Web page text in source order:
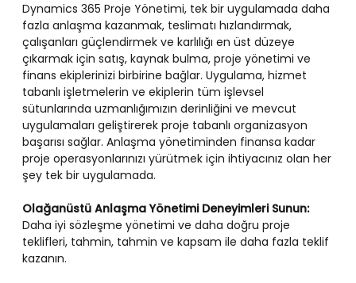
Dynamics 365 Proje Yönetimi, tek bir uygulamada daha
fazla anlaşma kazanmak, teslimatı hızlandırmak,
çalışanları güçlendirmek ve karlılığı en üst düzeye
çıkarmak için satış, kaynak bulma, proje yönetimi ve
finans ekiplerinizi birbirine bağlar. Uygulama, hizmet
tabanlı işletmelerin ve ekiplerin tüm işlevsel
sütunlarında uzmanlığımızın derinliğini ve mevcut
uygulamaları geliştirerek proje tabanlı organizasyon
başarısı sağlar. Anlaşma yönetiminden finansa kadar
proje operasyonlarınızı yürütmek için ihtiyacınız olan her
şey tek bir uygulamada.
Olağanüstü Anlaşma Yönetimi Deneyimleri Sunun:
Daha iyi sözleşme yönetimi ve daha doğru proje
teklifleri, tahmin, tahmin ve kapsam ile daha fazla teklif
kazanın.